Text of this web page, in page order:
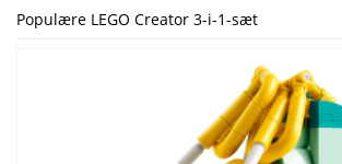
Populære LEGO Creator 3-i-1-sæt